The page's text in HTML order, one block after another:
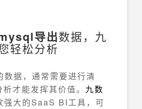
导出数据，九
轻松分析
数据，通常需要进行清
才能发挥其价值。 九数
强大的SaaS BI工具，可